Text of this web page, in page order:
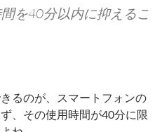
を40分以内に抑えるこ
るのが、スマートフォンの
、その使用時間が40分に限